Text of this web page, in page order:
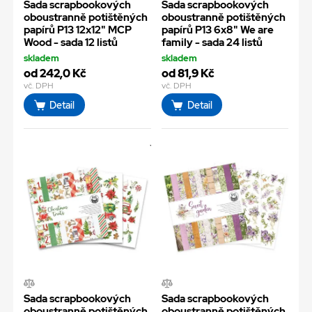
Sada scrapbookových
oboustranně potištěných
papírů P13 12x12" MCP
Wood - sada 12 listů
skladem
od 242,0 Kč
vč. DPH
Detail
Sada scrapbookových
oboustranně potištěných
papírů P13 6x8" We are
family - sada 24 listů
skladem
od 81,9 Kč
vč. DPH
Detail
Sada scrapbookových
Sada scrapbookových